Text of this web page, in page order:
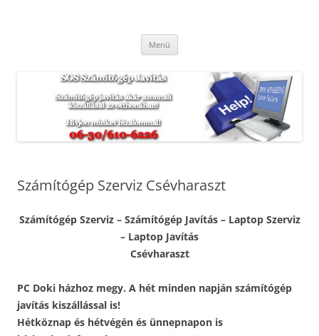
Menü
Számítógép Szerviz Csévharaszt
Számítógép Szerviz – Számítógép Javítás – Laptop Szerviz
– Laptop Javítás
Csévharaszt
PC Doki házhoz megy. A hét minden napján számítógép
javítás kiszállással is!
Hétköznap és hétvégén és ünnepnapon is